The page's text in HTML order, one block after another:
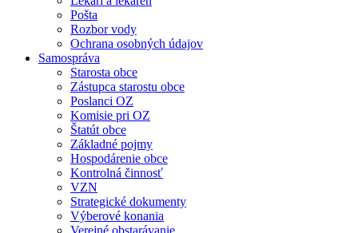
Pošta
Rozbor vody
Ochrana osobných údajov
Samospráva
Starosta obce
Zástupca starostu obce
Poslanci OZ
Komisie pri OZ
Štatút obce
Základné pojmy
Hospodárenie obce
Kontrolná činnosť
VZN
Strategické dokumenty
Výberové konania
Verejné obstarávanie